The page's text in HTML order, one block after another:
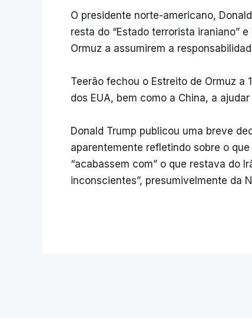
O presidente norte-americano,
resta do “Estado terrorista iraniano”
Ormuz a assumirem a
Teerão fechou o Estreito de Ormuz a
dos EUA, bem como a China, a
Donald Trump publicou uma breve
aparentemente refletindo sobre o
“acabassem com” o que restava do
inconscientes”, presumivelmente da